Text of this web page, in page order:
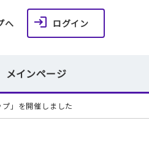
へ ログイン
インページ
」を開催しました